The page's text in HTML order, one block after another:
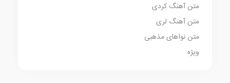
متن آهنگ کردی
متن آهنگ لری
متن نواهای مذهبی
ویژه